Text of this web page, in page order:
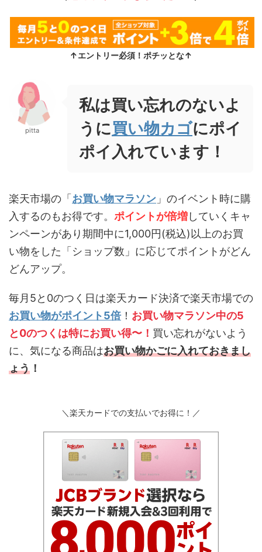
↑エントリー必須！ポチッとな↑
pitta
私は買い忘れのないよ
うに買い物カゴにポイ
ポイ入れています！
楽天市場の「 お買い物マラソン 」のイベント時に購
入するのもお得です。 ポイントが倍増していくキャ
ンペーンがあり期間中に1,000円(税込)以上のお買
い物をした「ショップ数」に応じてポイントがどん
どんアップ。
毎月5と0のつく日は楽天カード決済で楽天市場での
お買い物がポイント5倍 ！ お買い物マラソン中の5
と0のつくは特にお買い得〜！ 買い忘れがないよう
に、気になる商品はお買い物かごに入れておきまし
ょう ！
＼楽天カードでの支払いでお得に！／